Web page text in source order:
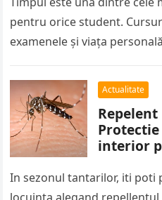
pentru orice student.
examenele și viața
Actualitate
interior
In sezonul tantarilor, iti poti